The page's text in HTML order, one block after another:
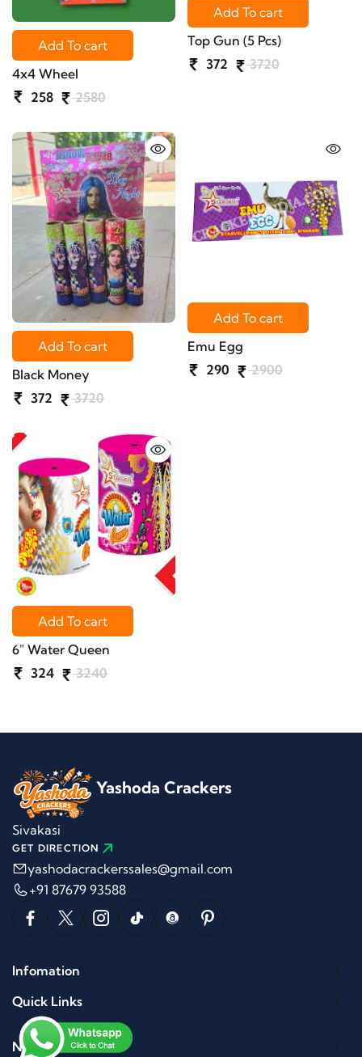
Add To cart
4x4 Wheel
258
2580
Add To cart
Top Gun (5 Pcs)
372
3720
Add To cart
Black Money
372
3720
Add To cart
Emu Egg
290
2900
Add To cart
6" Water Queen
324
3240
Yashoda Crackers
Sivakasi
GET DIRECTION
yashodacrackerssales@gmail.com
+91 87679 93588
Infomation
Quick Links
Newletter